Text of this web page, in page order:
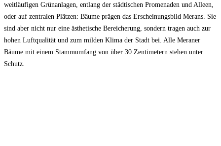
weitläufigen Grünanlagen, entlang der städtischen Promenaden und Alleen,
oder auf zentralen Plätzen: Bäume prägen das Erscheinungsbild Merans. Sie
sind aber nicht nur eine ästhetische Bereicherung, sondern tragen auch zur
hohen Luftqualität und zum milden Klima der Stadt bei. Alle Meraner
Bäume mit einem Stammumfang von über 30 Zentimetern stehen unter
Schutz.